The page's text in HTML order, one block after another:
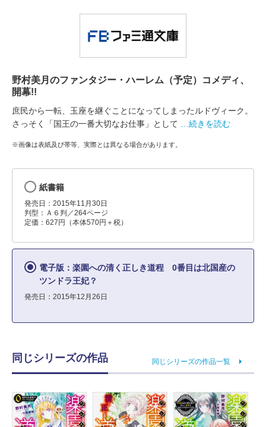
野村美月のファンタジー・ハーレム（予定）コメディ、
開幕!!
庶民から一転、玉座を継ぐことになってしまったルドヴィーク。
さっそく「国王の一番大切なお仕事」として
…続きを読む
※画像は表紙及び帯等、実際とは異なる場合があります。
紙書籍
発売日：2015年11月30日
判型：Ａ６判／264ページ
定価：627円（本体570円＋税）
電子版：楽園への清く正しき道程 0番目は北国産の
ツンドラ王妃？
発売日：2015年12月26日
同じシリーズの作品 同じシリーズの作品一覧